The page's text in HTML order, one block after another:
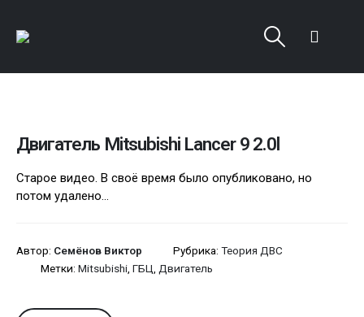
Двигатель Mitsubishi Lancer 9 2.0l
Старое видео. В своё время было опубликовано, но
потом удалено...
Автор: Семёнов Виктор Рубрика: Теория ДВС
Метки: Mitsubishi ГБЦ Двигатель